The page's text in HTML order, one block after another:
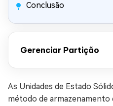
Conclusão
Gerenciar Partição
As Unidades de Estado
método de armazenamento